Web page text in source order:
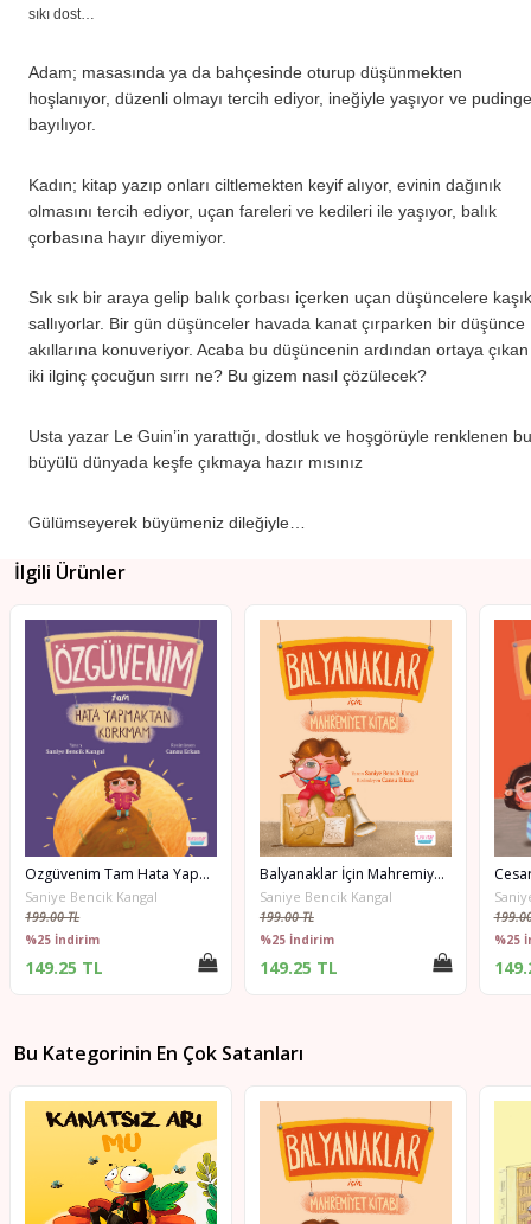
sıkı dost…
Adam; masasında ya da bahçesinde oturup düşünmekten
hoşlanıyor, düzenli olmayı tercih ediyor, ineğiyle yaşıyor ve pudinge
bayılıyor.
Kadın; kitap yazıp onları ciltlemekten keyif alıyor, evinin dağınık
olmasını tercih ediyor, uçan fareleri ve kedileri ile yaşıyor, balık
çorbasına hayır diyemiyor.
Sık sık bir araya gelip balık çorbası içerken uçan düşüncelere kaşık
sallıyorlar. Bir gün düşünceler havada kanat çırparken bir düşünce
akıllarına konuveriyor. Acaba bu düşüncenin ardından ortaya çıkan
iki ilginç çocuğun sırrı ne? Bu gizem nasıl çözülecek?
Usta yazar Le Guin’in yarattığı, dostluk ve hoşgörüyle renklenen bu
büyülü dünyada keşfe çıkmaya hazır mısınız
Gülümseyerek büyümeniz dileğiyle…
İlgili Ürünler
Özgüvenim Tam Hata Yapmaktan Korkmam
Saniye Bencik Kangal
199.00 TL
%25 İndirim
149.25 TL
Balyanaklar İçin Mahremiyet Kitabı
Saniye Bencik Kangal
199.00 TL
%25 İndirim
149.25 TL
%25
Bu Kategorinin En Çok Satanları